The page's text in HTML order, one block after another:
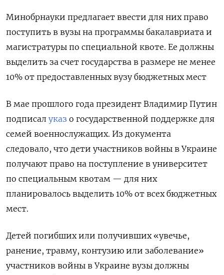
Минобрнауки предлагает ввести для них право
поступить в вузы на программы бакалавриата и
магистратуры по специальной квоте. Ее должны
выделить за счет государства в размере не менее
10% от предоставленных вузу бюджетных мест
В мае прошлого года президент Владимир Путин
подписал указ о государственной поддержке для
семей военнослужащих. Из документа
следовало, что дети участников войны в Украине
получают право на поступление в университет
по специальным квотам — для них
планировалось выделить 10% от всех бюджетных
мест.
Детей погибших или получивших «увечье,
ранение, травму, контузию или заболевание»
участников войны в Украине вузы должны